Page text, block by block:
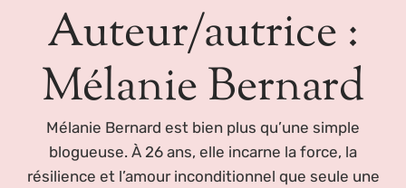
Auteur/autrice :
Mélanie Bernard
Mélanie Bernard est bien plus qu’une simple
blogueuse. À 26 ans, elle incarne la force, la
résilience et l’amour inconditionnel que seule une